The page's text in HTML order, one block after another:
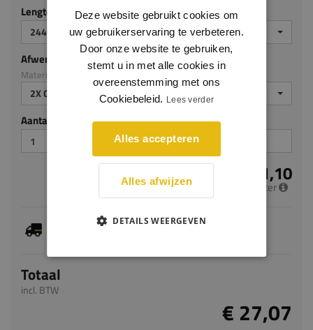
Lengte (mm)
2440
Afwerking
Materiaal: MDF ecologisch
2X GEGROND
Aantal stuks
€ 11,10
per meter
Je hebt gekozen voor maatwerk, de verwachte
Totaal
incl. BTW
€ 27,07
Deze website gebruikt cookies om
uw gebruikerservaring te verbeteren.
Door onze website te gebruiken,
stemt u in met alle cookies in
overeenstemming met ons
Cookiebeleid. Lees verder
Alles accepteren
Alles afwijzen
DETAILS WEERGEVEN